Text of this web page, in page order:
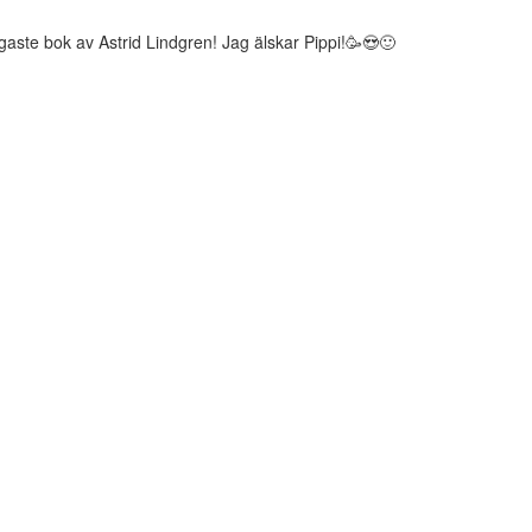
bok av Astrid Lindgren! Jag älskar Pippi!🥳😍🙂